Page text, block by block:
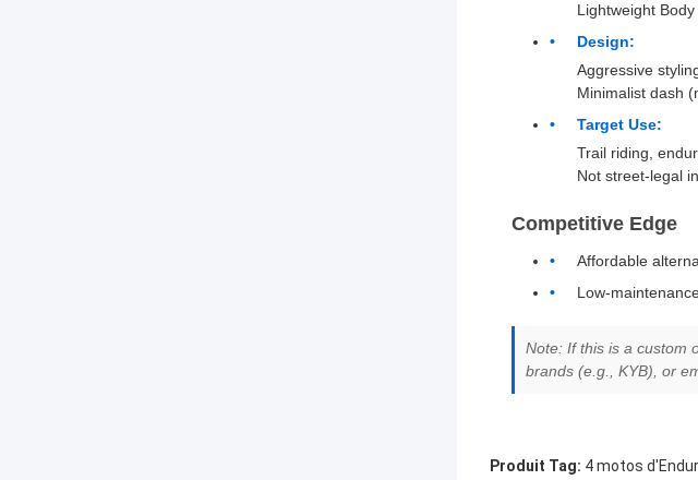
Lightweight
Design:
Aggressive
Minimalist dash
Target Use:
Trail riding,
Not street-legal
Competitive Edge
Affordable
Low-
Note: If this is a custom
brands (e.g., KYB), or
Produit Tag: 4 motos